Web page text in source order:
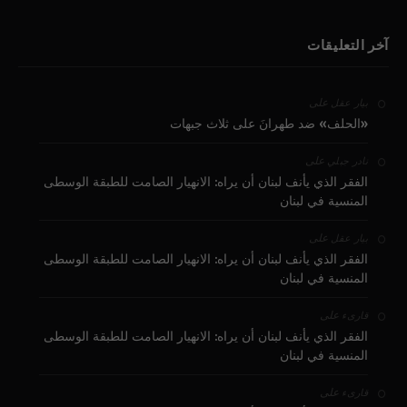
آخر التعليقات
بيار عقل على
«الحلف» ضد طهرانَ على ثلاث جبهات
نادر جبلي على
الفقر الذي يأنف لبنان أن يراه: الانهيار الصامت للطبقة الوسطى
المنسية في لبنان
بيار عقل على
الفقر الذي يأنف لبنان أن يراه: الانهيار الصامت للطبقة الوسطى
المنسية في لبنان
قارىء على
الفقر الذي يأنف لبنان أن يراه: الانهيار الصامت للطبقة الوسطى
المنسية في لبنان
قارىء على